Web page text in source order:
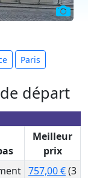
Paris
départ
Meilleur
prix
757,00 €(3